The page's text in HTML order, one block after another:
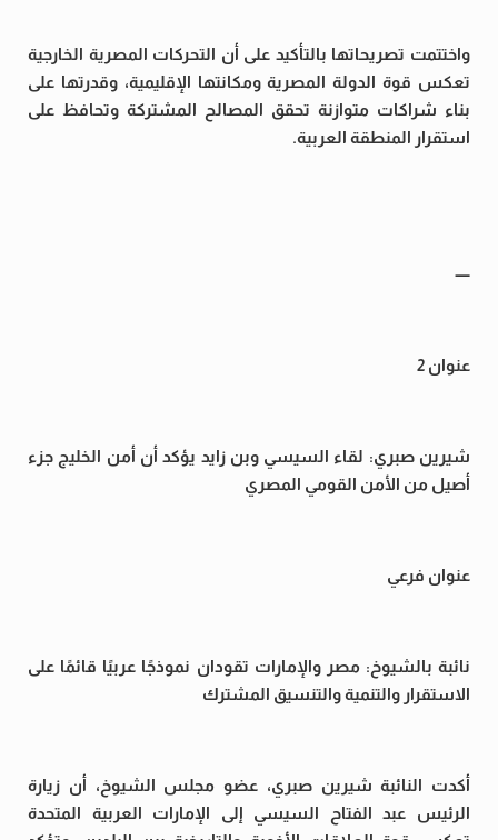
واختتمت تصريحاتها بالتأكيد على أن التحركات المصرية الخارجية
تعكس قوة الدولة المصرية ومكانتها الإقليمية، وقدرتها على
بناء شراكات متوازنة تحقق المصالح المشتركة وتحافظ على
استقرار المنطقة العربية.
—
عنوان 2
شيرين صبري: لقاء السيسي وبن زايد يؤكد أن أمن الخليج جزء
أصيل من الأمن القومي المصري
عنوان فرعي
نائبة بالشيوخ: مصر والإمارات تقودان نموذجًا عربيًا قائمًا على
الاستقرار والتنمية والتنسيق المشترك
أكدت النائبة شيرين صبري، عضو مجلس الشيوخ، أن زيارة
الرئيس عبد الفتاح السيسي إلى الإمارات العربية المتحدة